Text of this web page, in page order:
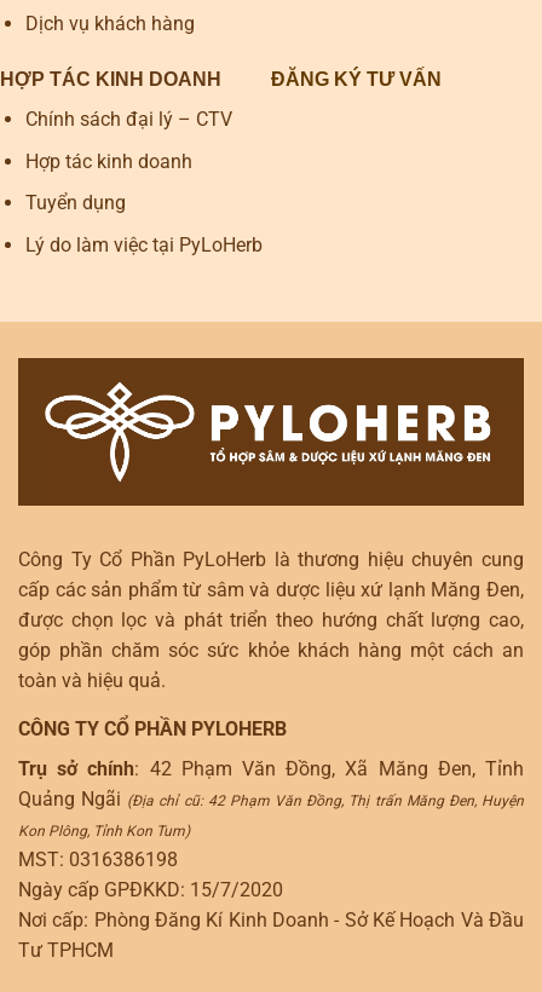
Dịch vụ khách hàng
HỢP TÁC KINH DOANH
Chính sách đại lý – CTV
Hợp tác kinh doanh
Tuyển dụng
Lý do làm việc tại PyLoHerb
ĐĂNG KÝ TƯ VẤN
Công Ty Cổ Phần PyLoHerb là thương hiệu chuyên cung
cấp các sản phẩm từ sâm và dược liệu xứ lạnh Măng Đen,
được chọn lọc và phát triển theo hướng chất lượng cao,
góp phần chăm sóc sức khỏe khách hàng một cách an
toàn và hiệu quả.
CÔNG TY CỔ PHẦN PYLOHERB
Trụ sở chính: 42 Phạm Văn Đồng, Xã Măng Đen, Tỉnh
Quảng Ngãi (Địa chỉ cũ: 42 Phạm Văn Đồng, Thị trấn Măng Đen, Huyện
Kon Plông, Tỉnh Kon Tum)
MST: 0316386198
Ngày cấp GPĐKKD: 15/7/2020
Nơi cấp: Phòng Đăng Kí Kinh Doanh - Sở Kế Hoạch Và Đầu
Tư TPHCM